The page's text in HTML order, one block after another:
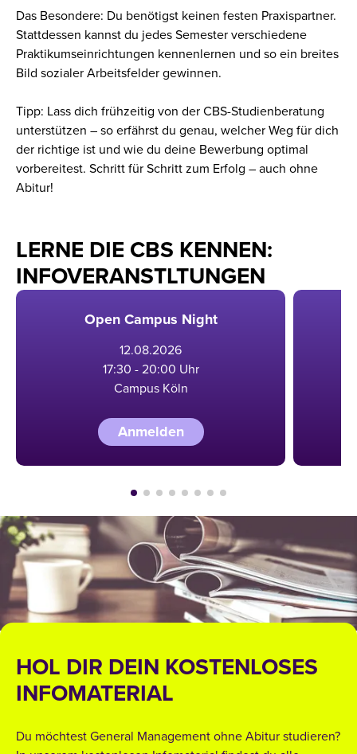
Das Besondere: Du benötigst keinen festen Praxispartner.
Stattdessen kannst du jedes Semester verschiedene
Praktikumseinrichtungen kennenlernen und so ein breites
Bild sozialer Arbeitsfelder gewinnen.
Tipp: Lass dich frühzeitig von der CBS-Studienberatung
unterstützen – so erfährst du genau, welcher Weg für dich
der richtige ist und wie du deine Bewerbung optimal
vorbereitest. Schritt für Schritt zum Erfolg – auch ohne
Abitur!
LERNE DIE CBS KENNEN:
INFOVERANSTLTUNGEN
Open Campus Night
12.08.2026
17:30 - 20:00 Uhr
Campus Köln
Anmelden
HOL DIR DEIN KOSTENLOSES
INFOMATERIAL
Du möchtest General Management ohne Abitur studieren?